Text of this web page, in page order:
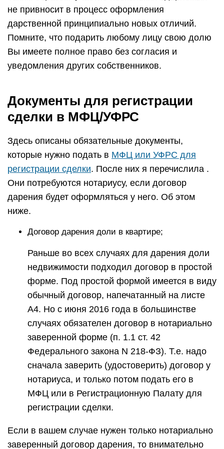
не привносит в процесс оформления
дарственной принципиально новых отличий.
Помните, что подарить любому лицу свою долю
Вы имеете полное право без согласия и
уведомления других собственников.
Документы для регистрации
сделки в МФЦ/УФРС
Здесь описаны обязательные документы,
которые нужно подать в МФЦ или УФРС для
регистрации сделки. После них я перечислила .
Они потребуются нотариусу, если договор
дарения будет оформляться у него. Об этом
ниже.
Договор дарения доли в квартире;
Раньше во всех случаях для дарения доли
недвижимости подходил договор в простой
форме. Под простой формой имеется в виду
обычный договор, напечатанный на листе
А4. Но с июня 2016 года в большинстве
случаях обязателен договор в нотариально
заверенной форме (п. 1.1 ст. 42
Федерального закона N 218-ФЗ). Т.е. надо
сначала заверить (удостоверить) договор у
нотариуса, и только потом подать его в
МФЦ или в Регистрационную Палату для
регистрации сделки.
Если в вашем случае нужен только нотариально
заверенный договор дарения, то внимательно